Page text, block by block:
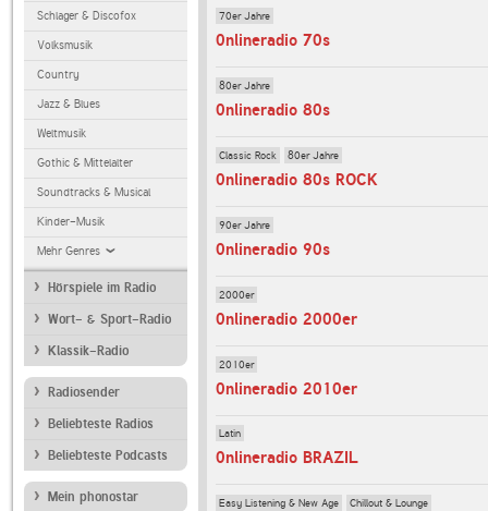
Schlager & Discofox
Volksmusik
Country
Jazz & Blues
Weltmusik
Gothic & Mittelalter
Soundtracks & Musical
Kinder-Musik
Mehr Genres
Hörspiele im Radio
Wort- & Sport-Radio
Klassik-Radio
Radiosender
Beliebteste Radios
Beliebteste Podcasts
Mein phonostar
70er Jahre
0nlineradio 70s
80er Jahre
0nlineradio 80s
Classic Rock 80er Jahre
0nlineradio 80s ROCK
90er Jahre
0nlineradio 90s
2000er
0nlineradio 2000er
2010er
0nlineradio 2010er
Latin
0nlineradio BRAZIL
Easy Listening & New Age Chillout & Lounge